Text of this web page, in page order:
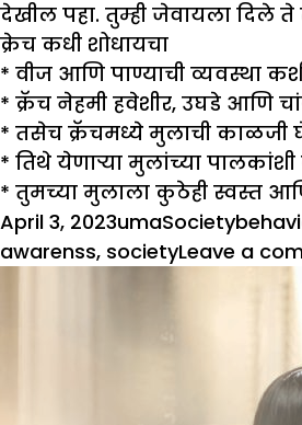
देखील पहा. तुम्ही जेवायला दिले
क्रेच कधी शोधायचा
* वीज आणि पाण्याची व्यवस्था
* क्रॅच नेहमी हवेशीर, उघडे आणि
* तसेच क्रॅचमध्ये मुलाची काळजी
* तिथे येणाऱ्या मुलांच्या
* तुमच्या मुलाला कुठेही स्वस्त
Posted
on
April 3, 2023Author
umaCategories
SocietyTags
awarenss, societyLeave a